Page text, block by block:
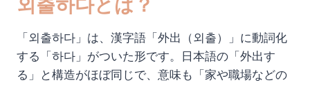
외출하다とは？
「외출하다」は、漢字語「外出（외출）」に動詞化
する「하다」がついた形です。日本語の「外出す
る」と構造がほぼ同じで、意味も「家や職場などの